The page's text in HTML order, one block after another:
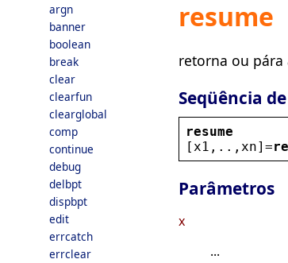
argn
banner
boolean
break
clear
clearfun
clearglobal
comp
continue
debug
delbpt
dispbpt
edit
errcatch
errclear
resume
retorna ou pára
Seqüência
resume
[ x1 ,.., xn]=
Parâmetros
x
...